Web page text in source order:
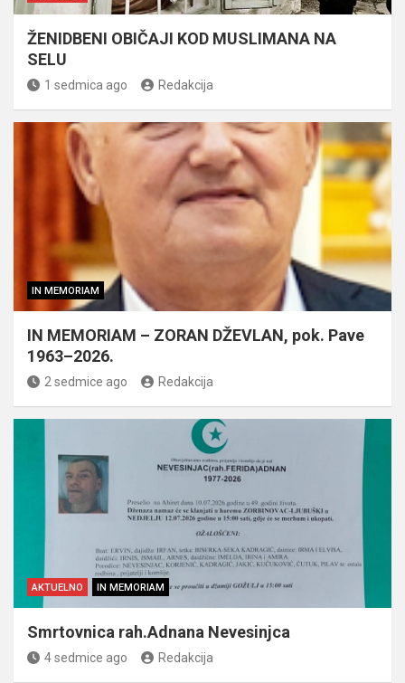
ŽENIDBENI OBIČAJI KOD MUSLIMANA NA
SELU
1 sedmica ago Redakcija
IN MEMORIAM
IN MEMORIAM – ZORAN DŽEVLAN, pok. Pave
1963–2026.
2 sedmice ago Redakcija
AKTUELNO IN MEMORIAM
Smrtovnica rah.Adnana Nevesinjca
4 sedmice ago Redakcija